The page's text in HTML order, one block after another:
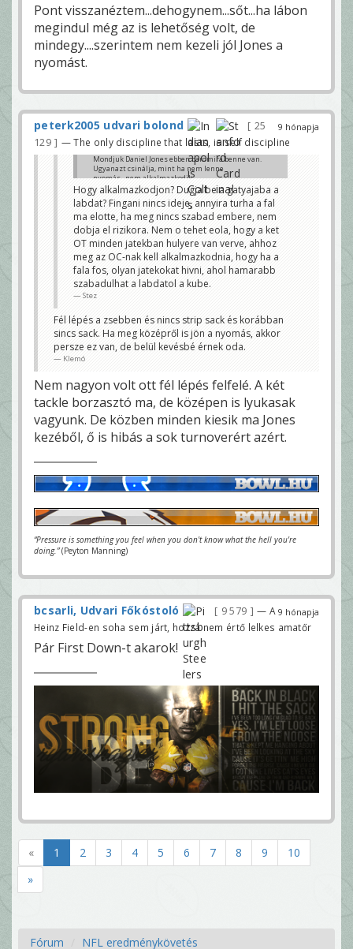
Pont visszanéztem...dehogynem...sőt...ha lábon
megindul még az is lehetőség volt, de
mindegy....szerintem nem kezeli jól Jones a
nyomást.
9 hónapja
peterk2005 udvari bolond
25
129
— The only discipline that lasts, is self discipline
Mondjuk Daniel Jones ebben baromira benne van.
Ugyanazt csinálja, mint ha nem lenne
nyomás...nem alkalmazkodik....
Klemó
Hogy alkalmazkodjon? Dugja be a gatyajaba a
labdat? Fingani nincs ideje, annyira turha a fal
ma elotte, ha meg nincs szabad embere, nem
dobja el rizikora. Nem o tehet eola, hogy a ket
OT minden jatekban hulyere van verve, ahhoz
meg az OC-nak kell alkalmazkodnia, hogy ha a
fala fos, olyan jatekokat hivni, ahol hamarabb
szabadulhat a labdatol a kube.
Stez
Fél lépés a zsebben és nincs strip sack és korábban
sincs sack. Ha meg középről is jön a nyomás, akkor
persze ez van, de belül kevésbé érnek oda.
Klemó
Nem nagyon volt ott fél lépés felfelé. A két
tackle borzasztó ma, de középen is lyukasak
vagyunk. De közben minden kiesik ma Jones
kezéből, ő is hibás a sok turnoverért azért.
“Pressure is something you feel when you don't know what the hell you're
doing.”(Peyton Manning)
9 hónapja
bcsarli, Udvari Főkóstoló 9 579
— A
Heinz Field-en soha sem járt, hozzá nem értő lelkes amatőr
Pár First Down-t akarok!
« 1 2 3 4 5 6 7 8 9
10
»
Fórum NFL eredménykövetés